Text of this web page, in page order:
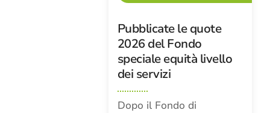
Pubblicate le quote
2026 del Fondo
speciale equità livello
dei servizi
Dopo il Fondo di